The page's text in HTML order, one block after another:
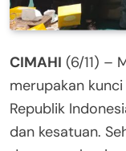
CIMAHI (6/11) –
merupakan
Republik
dan kesatuan.